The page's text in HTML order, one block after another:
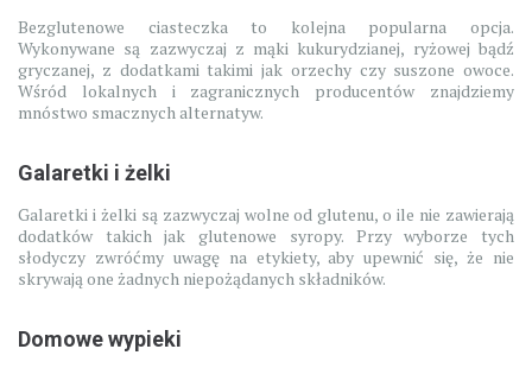
Bezglutenowe ciasteczka to kolejna popularna opcja.
Wykonywane są zazwyczaj z mąki kukurydzianej, ryżowej bądź
gryczanej, z dodatkami takimi jak orzechy czy suszone owoce.
Wśród lokalnych i zagranicznych producentów znajdziemy
mnóstwo smacznych alternatyw.
Galaretki i żelki
Galaretki i żelki są zazwyczaj wolne od glutenu, o ile nie zawierają
dodatków takich jak glutenowe syropy. Przy wyborze tych
słodyczy zwróćmy uwagę na etykiety, aby upewnić się, że nie
skrywają one żadnych niepożądanych składników.
Domowe wypieki